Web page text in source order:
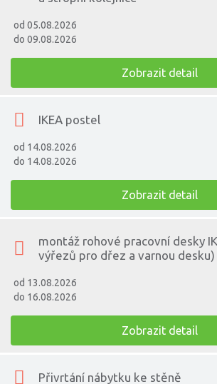
od 05.08.2026
do 09.08.2026
Zobrazit detail
IKEA postel
od 14.08.2026
do 14.08.2026
Zobrazit detail
montáž rohové pracovní desky
výřezů pro dřez a varnou desku)
od 13.08.2026
do 16.08.2026
Zobrazit detail
Přivrtání nábytku ke stěně